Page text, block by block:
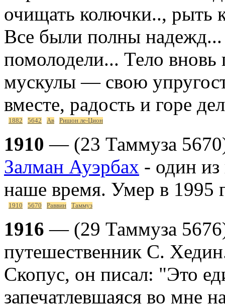
очищать колючки.., рыть
Все были полны надежд...
помолодели... Тело
мускулы — свою
вместе, радость и горе
1882 5642 Ав Ришон ле-Цион
1910 — (23 Таммуза
Залман Ауэрбах - один
наше время. Умер в 1995
1910 5670 Раввин Таммуз
1916 — (29 Таммуза
путешественник С.
Скопус, он писал: "Это
запечатлевшаяся во мне